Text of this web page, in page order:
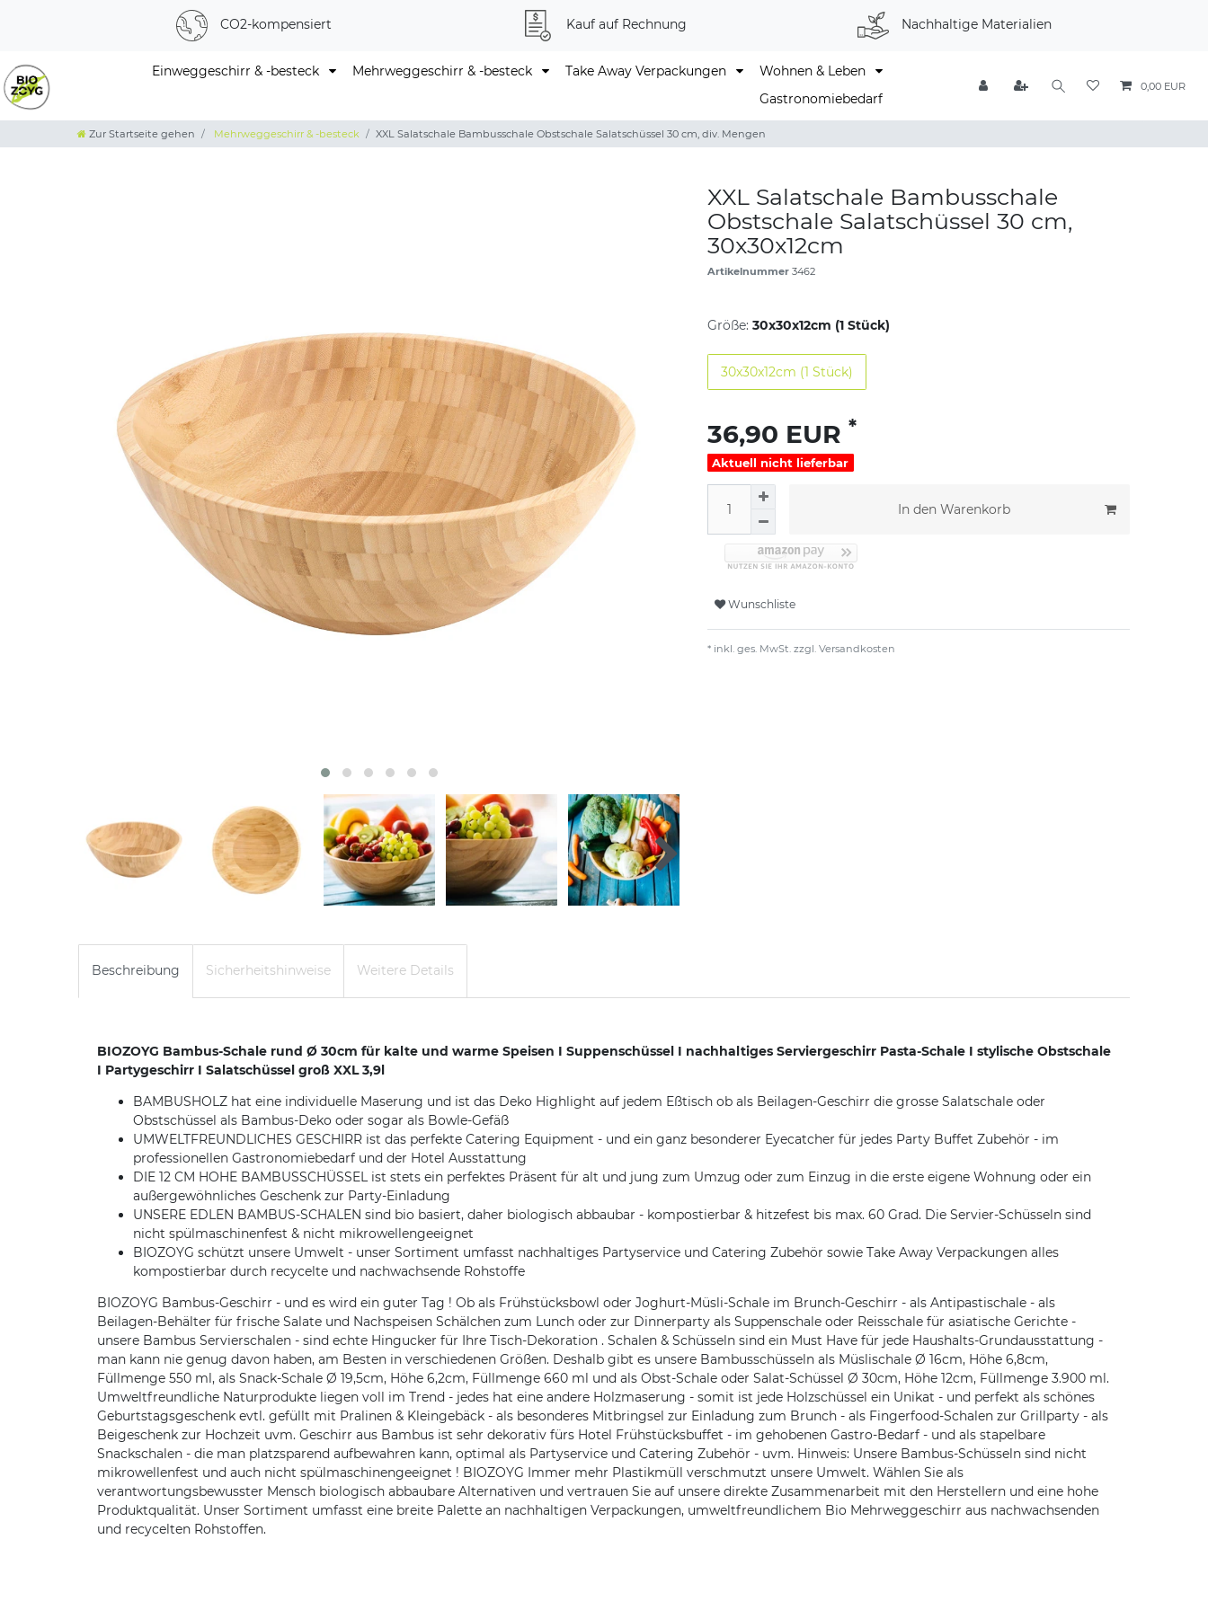
CO2-kompensiert Kauf auf Rechnung Nachhaltige Materialien
Einweggeschirr & -besteck Mehrweggeschirr & -besteck Take Away Verpackungen
Wohnen & Leben
Gastronomiebedarf
0,00 EUR
Zur Startseite gehen Mehrweggeschirr & -besteck XXL Salatschale Bambusschale Obstschale Salatschüssel 30 cm, div. Mengen
XXL Salatschale Bambusschale
Obstschale Salatschüssel 30 cm,
30x30x12cm
Artikelnummer 3462
Größe: 30x30x12cm (1 Stück)
30x30x12cm (1 Stück)
36,90 EUR *
Aktuell nicht lieferbar
In den Warenkorb
Wunschliste
* inkl. ges. MwSt. zzgl. Versandkosten
Beschreibung Sicherheitshinweise Weitere Details
BIOZOYG Bambus-Schale rund Ø 30cm für kalte und warme Speisen I Suppenschüssel I nachhaltiges Serviergeschirr Pasta-Schale I stylische Obstschale
I Partygeschirr I Salatschüssel groß XXL 3,9l
BAMBUSHOLZ hat eine individuelle Maserung und ist das Deko Highlight auf jedem Eßtisch ob als Beilagen-Geschirr die grosse Salatschale oder
Obstschüssel als Bambus-Deko oder sogar als Bowle-Gefäß
UMWELTFREUNDLICHES GESCHIRR ist das perfekte Catering Equipment - und ein ganz besonderer Eyecatcher für jedes Party Buffet Zubehör - im
professionellen Gastronomiebedarf und der Hotel Ausstattung
DIE 12 CM HOHE BAMBUSSCHÜSSEL ist stets ein perfektes Präsent für alt und jung zum Umzug oder zum Einzug in die erste eigene Wohnung oder ein
außergewöhnliches Geschenk zur Party-Einladung
UNSERE EDLEN BAMBUS-SCHALEN sind bio basiert, daher biologisch abbaubar - kompostierbar & hitzefest bis max. 60 Grad. Die Servier-Schüsseln sind
nicht spülmaschinenfest & nicht mikrowellengeeignet
BIOZOYG schützt unsere Umwelt - unser Sortiment umfasst nachhaltiges Partyservice und Catering Zubehör sowie Take Away Verpackungen alles
kompostierbar durch recycelte und nachwachsende Rohstoffe
BIOZOYG Bambus-Geschirr - und es wird ein guter Tag ! Ob als Frühstücksbowl oder Joghurt-Müsli-Schale im Brunch-Geschirr - als Antipastischale - als
Beilagen-Behälter für frische Salate und Nachspeisen Schälchen zum Lunch oder zur Dinnerparty als Suppenschale oder Reisschale für asiatische Gerichte -
unsere Bambus Servierschalen - sind echte Hingucker für Ihre Tisch-Dekoration . Schalen & Schüsseln sind ein Must Have für jede Haushalts-Grundausstattung -
man kann nie genug davon haben, am Besten in verschiedenen Größen. Deshalb gibt es unsere Bambusschüsseln als Müslischale Ø 16cm, Höhe 6,8cm,
Füllmenge 550 ml, als Snack-Schale Ø 19,5cm, Höhe 6,2cm, Füllmenge 660 ml und als Obst-Schale oder Salat-Schüssel Ø 30cm, Höhe 12cm, Füllmenge 3.900 ml.
Umweltfreundliche Naturprodukte liegen voll im Trend - jedes hat eine andere Holzmaserung - somit ist jede Holzschüssel ein Unikat - und perfekt als schönes
Geburtstagsgeschenk evtl. gefüllt mit Pralinen & Kleingebäck - als besonderes Mitbringsel zur Einladung zum Brunch - als Fingerfood-Schalen zur Grillparty - als
Beigeschenk zur Hochzeit uvm. Geschirr aus Bambus ist sehr dekorativ fürs Hotel Frühstücksbuffet - im gehobenen Gastro-Bedarf - und als stapelbare
Snackschalen - die man platzsparend aufbewahren kann, optimal als Partyservice und Catering Zubehör - uvm. Hinweis: Unsere Bambus-Schüsseln sind nicht
mikrowellenfest und auch nicht spülmaschinengeeignet ! BIOZOYG Immer mehr Plastikmüll verschmutzt unsere Umwelt. Wählen Sie als
verantwortungsbewusster Mensch biologisch abbaubare Alternativen und vertrauen Sie auf unsere direkte Zusammenarbeit mit den Herstellern und eine hohe
Produktqualität. Unser Sortiment umfasst eine breite Palette an nachhaltigen Verpackungen, umweltfreundlichem Bio Mehrweggeschirr aus nachwachsenden
und recycelten Rohstoffen.